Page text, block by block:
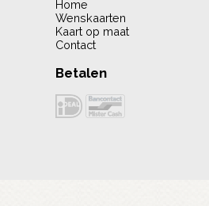
Home
Wenskaarten
Kaart op maat
Contact
Betalen